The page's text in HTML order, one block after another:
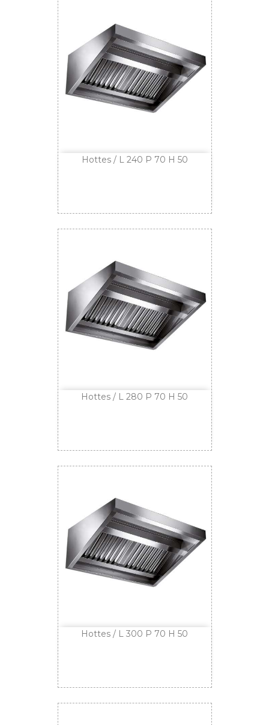
Hottes / L 240 P 70 H 50
Hottes / L 280 P 70 H 50
Hottes / L 300 P 70 H 50